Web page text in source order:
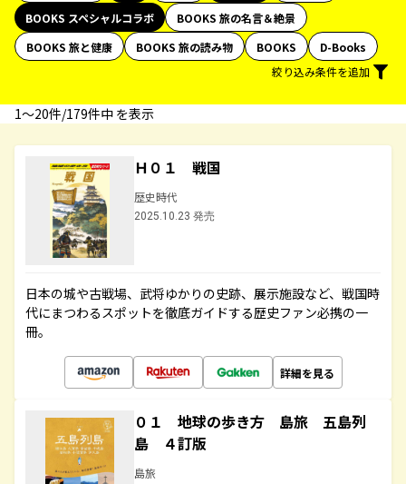
BOOKS スペシャルコラボ
BOOKS 旅の名言＆絶景
BOOKS 旅と健康
BOOKS 旅の読み物 BOOKS
D-Books
絞り込み条件を追加
1〜20件/179件中 を表示
Ｈ０１ 戦国
歴史時代
2025.10.23 発売
日本の城や古戦場、武将ゆかりの史跡、展示施設など、戦国時
代にまつわるスポットを徹底ガイドする歴史ファン必携の一
冊。
詳細を見る
０１ 地球の歩き方 島旅 五島列
島 ４訂版
島旅